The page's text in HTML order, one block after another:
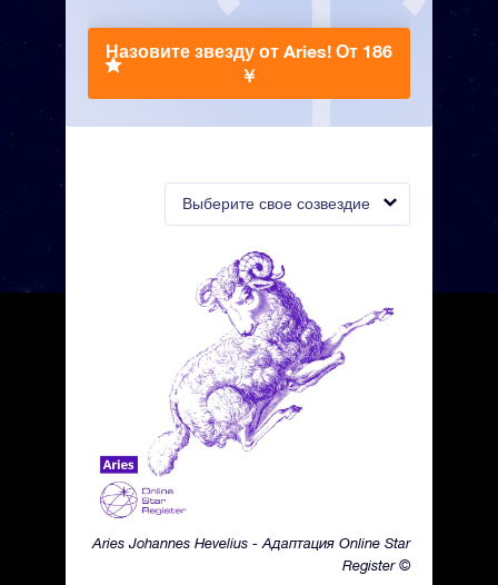
Выберите свое созвездие
Aries Johannes Hevelius - Адаптация Online Star
Register ©
Назовите звезду от Aries! От 186
￥